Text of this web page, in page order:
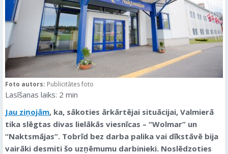
Foto autors: Publicitātes foto
Lasīšanas laiks: 2 min
Jau ziņojām, ka, sākoties ārkārtējai situācijai, Valmierā
tika slēgtas divas lielākās viesnīcas – “Wolmar” un
“Naktsmājas”. Tobrīd bez darba palika vai dīkstāvē bija
vairāki desmiti šo uzņēmumu darbinieki. Noslēdzoties